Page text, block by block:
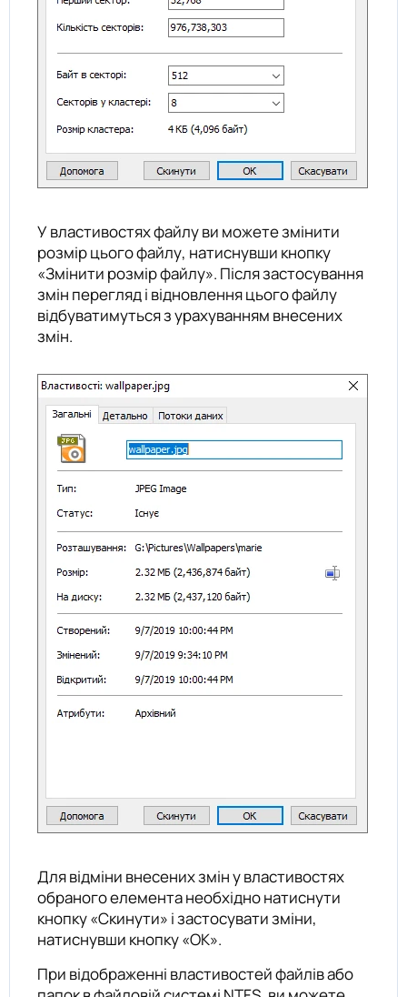
У властивостях файлу ви можете змінити
розмір цього файлу, натиснувши кнопку
«Змінити розмір файлу». Після застосування
змін перегляд і відновлення цього файлу
відбуватимуться з урахуванням внесених
змін.
Для відміни внесених змін у властивостях
обраного елемента необхідно натиснути
кнопку «Скинути» і застосувати зміни,
натиснувши кнопку «ОК».
При відображенні властивостей файлів або